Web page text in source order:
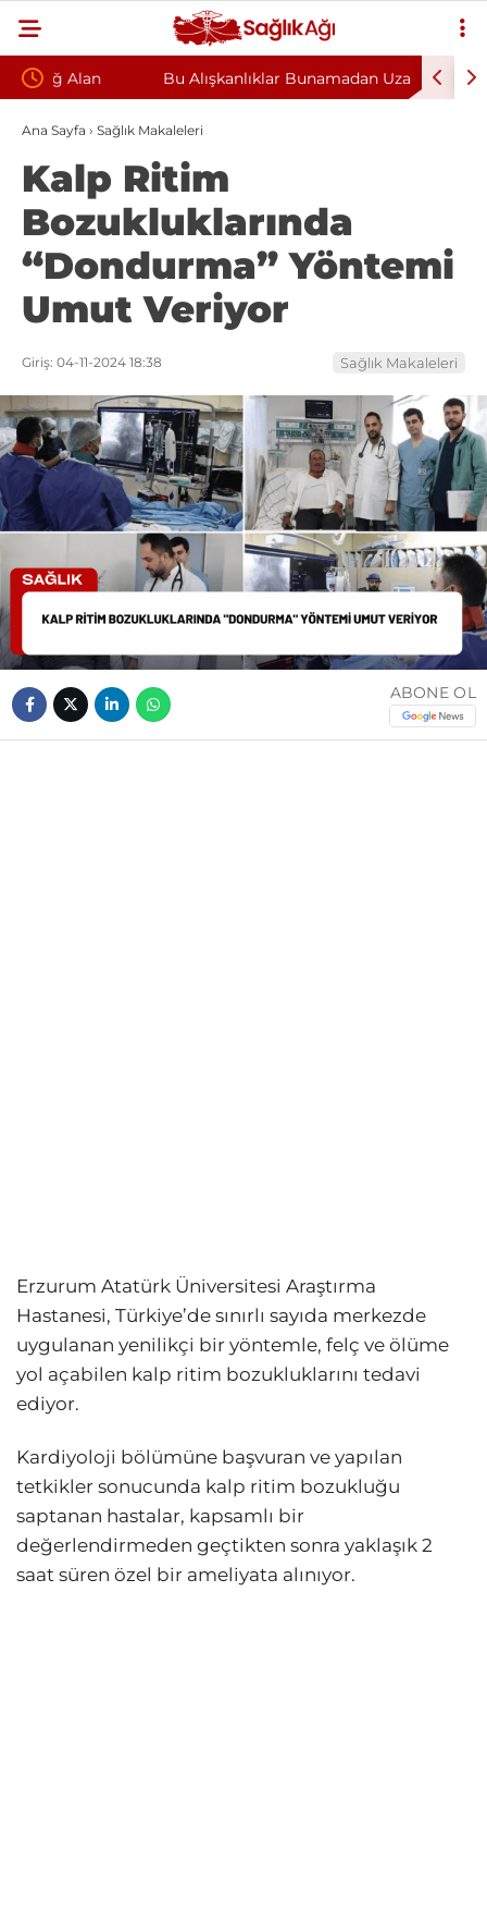
Bu Alışkanlıklar Bunamadan Uzak 13 Yıl
Kazandırabilir
Teşvik
Ana Sayfa › Sağlık Makaleleri
Kalp Ritim
Bozukluklarında
“Dondurma” Yöntemi
Umut Veriyor
Giriş: 04-11-2024 18:38 Sağlık Makaleleri
ABONE OL
Erzurum Atatürk Üniversitesi Araştırma
Hastanesi, Türkiye’de sınırlı sayıda merkezde
uygulanan yenilikçi bir yöntemle, felç ve ölüme
yol açabilen kalp ritim bozukluklarını tedavi
ediyor.
Kardiyoloji bölümüne başvuran ve yapılan
tetkikler sonucunda kalp ritim bozukluğu
saptanan hastalar, kapsamlı bir
değerlendirmeden geçtikten sonra yaklaşık 2
saat süren özel bir ameliyata alınıyor.